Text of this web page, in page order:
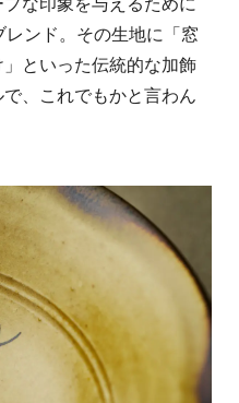
な印象を与えるために
ンド。その生地に「窓
といった伝統的な加飾
、これでもかと言わん